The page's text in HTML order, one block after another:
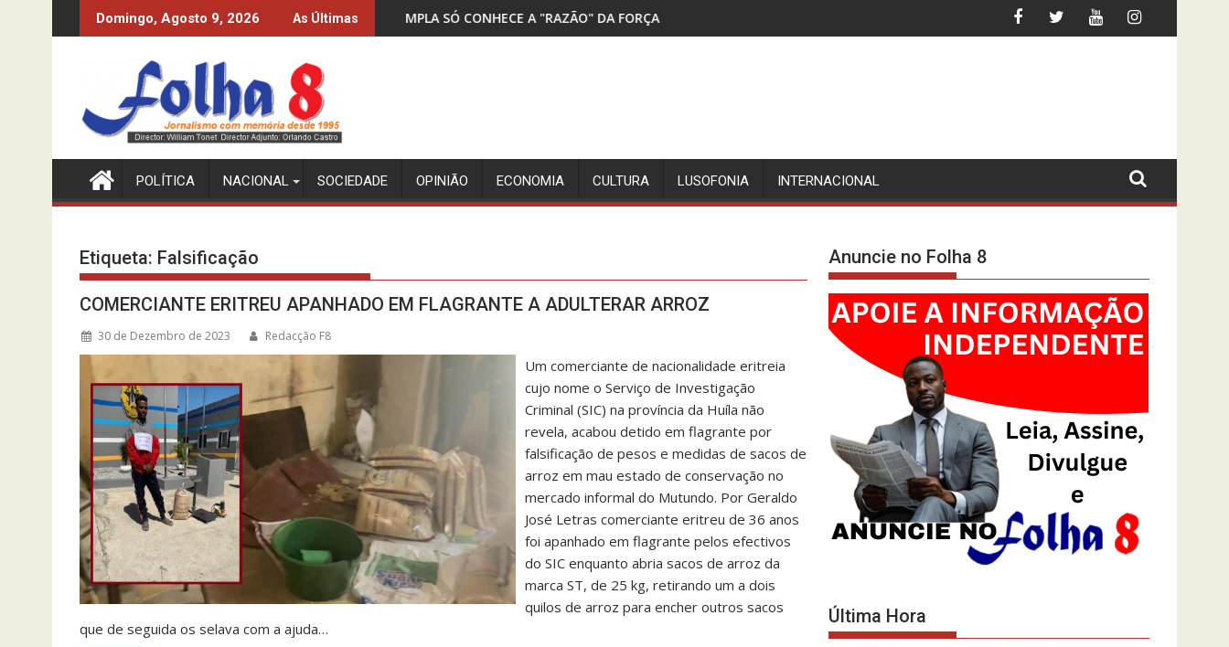
to
Domingo, Agosto 9, 2026 As Últimas
MPLA À CUSTA DO CFB MPLA SÓ CONHECE A "RAZÃO" DA FORÇA DETIDOS TRÊS SUSPEITOS DA MORTE DE CIDADÃO BRASILEIROINFLAÇÃO ABAIXO DOS 10%? O INE-
POLÍTICA NACIONAL SOCIEDADE OPINIÃO ECONOMIA CULTURA LUSOFONIA INTERNACIONAL
Etiqueta: Falsificação
COMERCIANTE ERITREU APANHADO EM FLAGRANTE A ADULTERAR ARROZ
30 de Dezembro de 2023 Redacção F8
Um comerciante de nacionalidade eritreia
cujo nome o Serviço de Investigação
Criminal (SIC) na província da Huíla não
revela, acabou detido em flagrante por
falsificação de pesos e medidas de sacos de
arroz em mau estado de conservação no
mercado informal do Mutundo. Por Geraldo
José Letras comerciante eritreu de 36 anos
foi apanhado em flagrante pelos efectivos
do SIC enquanto abria sacos de arroz da
marca ST, de 25 kg, retirando um a dois
quilos de arroz para encher outros sacos
que de seguida os selava com a ajuda…
Anuncie no Folha 8
Última Hora